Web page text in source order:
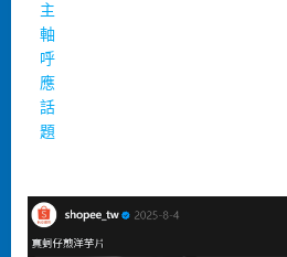
主
軸
呼
應
話
題